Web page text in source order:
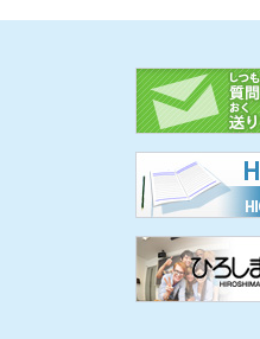
し
こく